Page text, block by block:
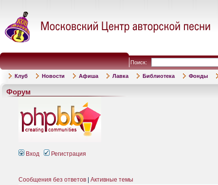
Поиск:
Клуб Новости Афиша Лавка Библиотека Фонды
Форум
Вход Регистрация
Сообщения без ответов Активные темы